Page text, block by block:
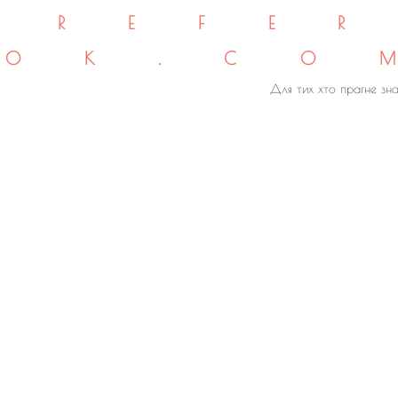
Для тих хто прагне